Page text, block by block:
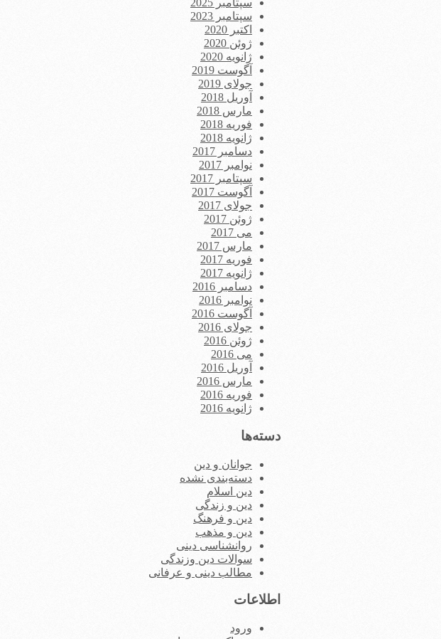
سپتامبر 2025
سپتامبر 2023
اکتبر 2020
ژوئن 2020
ژانویه 2020
آگوست 2019
جولای 2019
آوریل 2018
مارس 2018
فوریه 2018
ژانویه 2018
دسامبر 2017
نوامبر 2017
سپتامبر 2017
آگوست 2017
جولای 2017
ژوئن 2017
می 2017
مارس 2017
فوریه 2017
ژانویه 2017
دسامبر 2016
نوامبر 2016
آگوست 2016
جولای 2016
ژوئن 2016
می 2016
آوریل 2016
مارس 2016
فوریه 2016
ژانویه 2016
دسته‌ها
جوانان و دین
دسته‌بندی نشده
دین اسلام
دین و زندگی
دین و فرهنگ
دین و مذهب
روانشناسی دینی
سوالات دین وزندگی
مطالب دینی و عرفانی
اطلاعات
ورود